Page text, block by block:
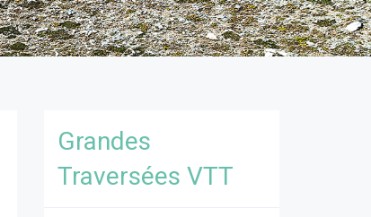
Grandes
Traversées VTT